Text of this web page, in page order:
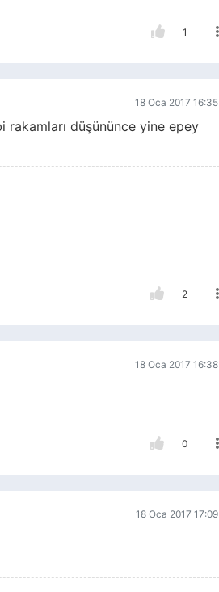
1
18 Oca 2017 16:35
rakamları düşününce yine epey
2
18 Oca 2017 16:38
0
18 Oca 2017 17:09